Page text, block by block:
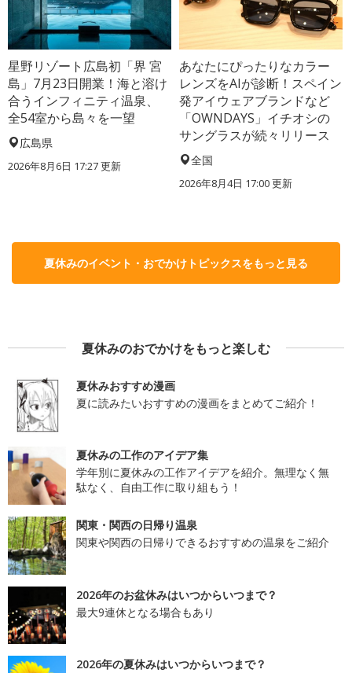
星野リゾート広島初「界 宮
島」7月23日開業！海と溶け
合うインフィニティ温泉、
全54室から島々を一望
広島県
2026年8月6日 17:27更新
あなたにぴったりなカラー
レンズをAIが診断！スペイン
発アイウェアブランドなど
「OWNDAYS」イチオシの
サングラスが続々リリース
全国
2026年8月4日 17:00更新
夏休みのイベント・おでかけトピックスをもっと見る
夏休みのおでかけをもっと楽しむ
夏休みおすすめ漫画
夏に読みたいおすすめの漫画をまとめてご紹介！
夏休みの工作のアイデア集
学年別に夏休みの工作アイデアを紹介。無理なく無
駄なく、自由工作に取り組もう！
関東・関西の日帰り温泉
関東や関西の日帰りできるおすすめの温泉をご紹介
2026年のお盆休みはいつからいつまで？
最大9連休となる場合もあり
2026年の夏休みはいつからいつまで？